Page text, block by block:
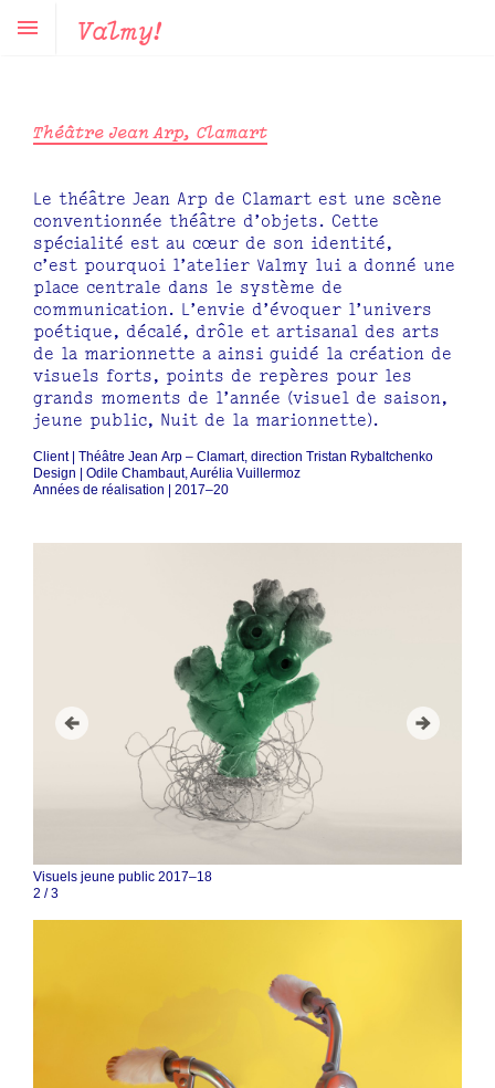
Valmy!
Théâtre Jean Arp, Clamart
Le théâtre Jean Arp de Clamart est une scène
conventionnée théâtre d’objets. Cette
spécialité est au cœur de son identité,
c’est pourquoi l’atelier Valmy lui a donné une
place centrale dans le système de
communication. L’envie d’évoquer l’univers
poétique, décalé, drôle et artisanal des arts
de la marionnette a ainsi guidé la création de
visuels forts, points de repères pour les
grands moments de l’année (visuel de saison,
jeune public, Nuit de la marionnette).
Client | Théâtre Jean Arp – Clamart, direction Tristan Rybaltchenko
Design | Odile Chambaut, Aurélia Vuillermoz
Années de réalisation | 2017–20
Visuels jeune public 2017–18
3 /3